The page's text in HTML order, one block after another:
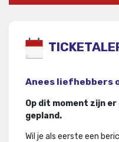
Anees liefhebbers
Op dit moment zijn
gepland.
Wil je als eerste een